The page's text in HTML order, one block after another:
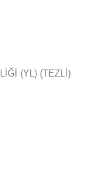
(YL) (TEZLİ)